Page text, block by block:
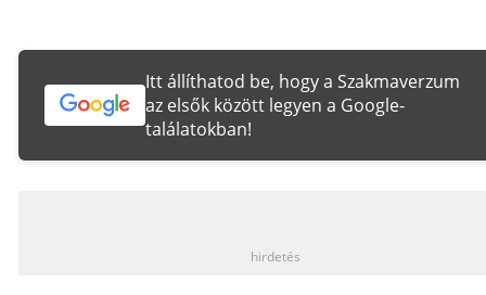
Itt állíthatod be, hogy a Szakmaverzum
az elsők között legyen a Google-
találatokban!
hirdetés